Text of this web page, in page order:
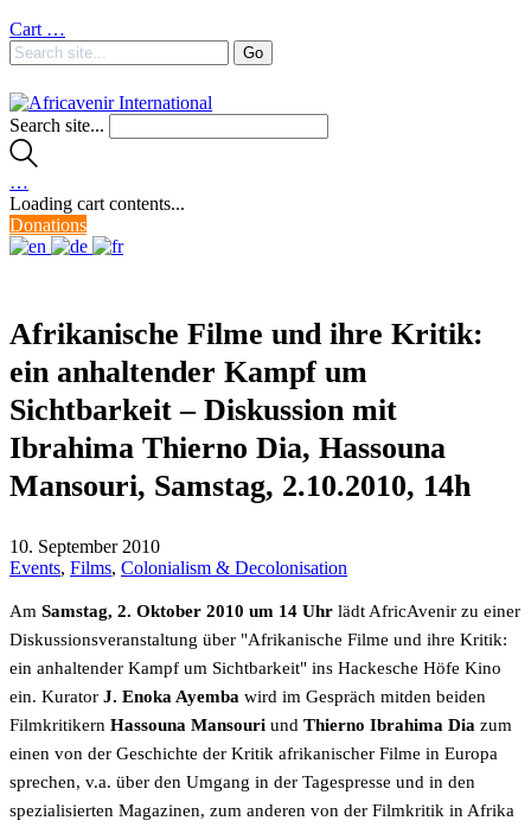
Cart …
Search site...
…
Loading cart contents...
Donations
Afrikanische Filme und ihre Kritik:
ein anhaltender Kampf um
Sichtbarkeit – Diskussion mit
Ibrahima Thierno Dia, Hassouna
Mansouri, Samstag, 2.10.2010, 14h
10. September 2010
Events, Films, Colonialism & Decolonisation
Am Samstag, 2. Oktober 2010 um 14 Uhr lädt AfricAvenir zu einer
Diskussionsveranstaltung über "Afrikanische Filme und ihre Kritik:
ein anhaltender Kampf um Sichtbarkeit" ins Hackesche Höfe Kino
ein. Kurator J. Enoka Ayemba wird im Gespräch mitden beiden
Filmkritikern Hassouna Mansouri und Thierno Ibrahima Dia zum
einen von der Geschichte der Kritik afrikanischer Filme in Europa
sprechen, v.a. über den Umgang in der Tagespresse und in den
spezialisierten Magazinen, zum anderen von der Filmkritik in Afrika